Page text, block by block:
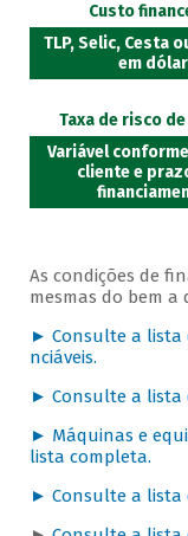
Custo
TLP, Selic, Cesta
em dólar
Taxa de risco
Variável
cliente e
As condições de
mesmas do bem a
► Consulte a lista
nciáveis.
► Consulte a lista
► Máquinas e
lista completa.
► Consulte a lista